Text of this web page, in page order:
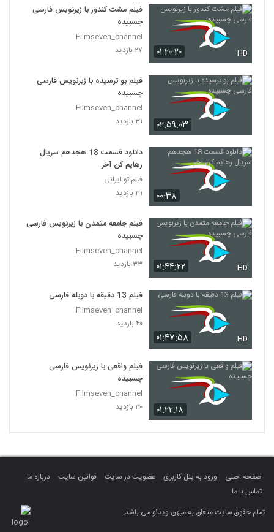
۰۱:۲۰:۲۰ HD
فیلم مشت کندور با زیرنویس فارسی
چسبیده
Filmseven_channel
۲۷ بازدید
۰۲:۵۹:۰۳
فیلم بو ترسیده با زیرنویس فارسی
چسبیده
Filmseven_channel
۳۱ بازدید
۰۰:۳۸
دانلود قسمت 18 هجدهم سریال
رهایم کن آخر
فیلم تو ایرانی
۳۱ بازدید
۰۱:۴۴:۲۲ HD
فیلم جامعه متمدن با زیرنویس فارسی
چسبیده
Filmseven_channel
۳۳ بازدید
۰۱:۴۷:۵۸ HD
فیلم 13 دقیقه با دوبله فارسی
Filmseven_channel
۴۰ بازدید
۰۱:۲۲:۱۸
فیلم واقعی با زیرنویس فارسی
چسبیده
Filmseven_channel
۳۰ بازدید
صفحه اصلی ورود به پنل کاربری عضویت در سایت قوانین سایت
درباره ما
تماس با ما
تمام حقوق سایت متعلق به میهن ویدئو می باشد.